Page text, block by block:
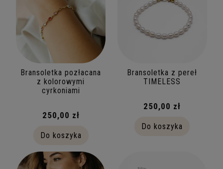
Perły
Vintage (2)
Bransoletka pozłacana
z kolorowymi
cyrkoniami
250,00 zł
Do koszyka
Bransoletka z pereł
TIMELESS
250,00 zł
Do koszyka